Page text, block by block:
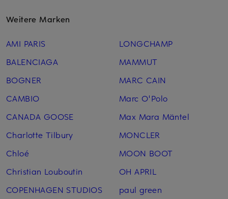
Weitere Marken
AMI PARIS
BALENCIAGA
BOGNER
CAMBIO
CANADA GOOSE
Charlotte Tilbury
Chloé
Christian Louboutin
COPENHAGEN STUDIOS
LONGCHAMP
MAMMUT
MARC CAIN
Marc O'Polo
Max Mara Mäntel
MONCLER
MOON BOOT
OH APRIL
paul green